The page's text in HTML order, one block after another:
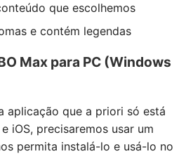
que escolhemos
e contém legendas
Max para PC (Windows
aplicação que a priori só está
iOS, precisaremos usar um
permita instalá-lo e usá-lo no